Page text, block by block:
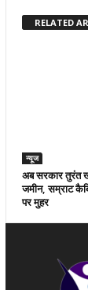
RELATED
न्यूज
अब सरकार तुरंत
जमीन, सम्राट
पर मुहर